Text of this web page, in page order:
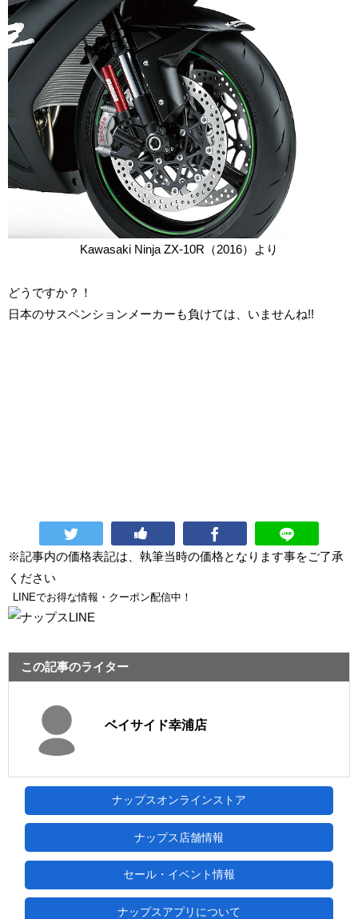
Kawasaki Ninja ZX-10R（2016）より
どうですか？！
日本のサスペンションメーカーも負けては、いませんね!!
※記事内の価格表記は、執筆当時の価格となります事をご了承
ください
LINEでお得な情報・クーポン配信中！
この記事のライター
ベイサイド幸浦店
ナップスオンラインストア
ナップス店舗情報
セール・イベント情報
ナップスアプリについて